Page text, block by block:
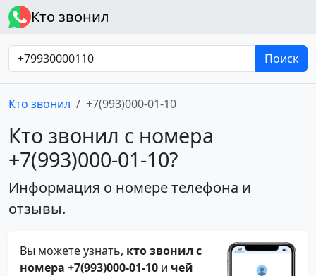
Кто звонил
Поиск
Кто звонил +7(993)000-01-10
Кто звонил с номера
+7(993)000-01-10?
Информация о номере телефона и
отзывы.
Вы можете узнать, кто звонил с
номера +7(993)000-01-10 и чей